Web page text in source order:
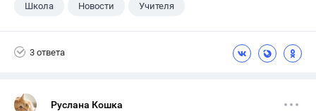
Школа Новости Учителя
3 ответа
Руслана Кошка